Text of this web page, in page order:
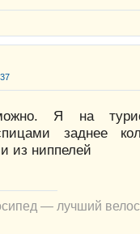
Я на
заднее
из ниппелей
— лучший